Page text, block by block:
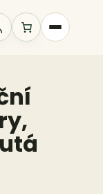
Přihlášení